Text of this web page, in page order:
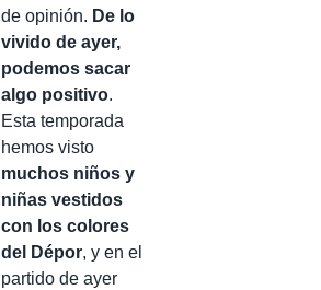
de opinión. De lo
vivido de ayer,
podemos sacar
algo positivo.
Esta temporada
hemos visto
muchos niños y
niñas vestidos
con los colores
del Dépor, y en el
partido de ayer